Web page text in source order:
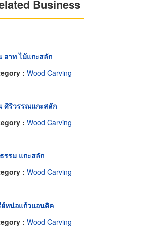
Business
อาท ไม้แกะสลัก
: Wood Carving
ศิริวรรณแกะสลัก
: Wood Carving
รรม แกะสลัก
: Wood Carving
ย์หน่อแก้วแอนติค
: Wood Carving